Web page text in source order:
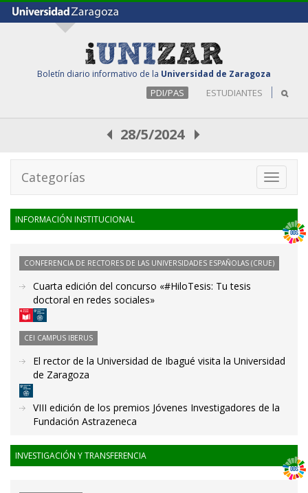
Boletín diario informativo de la Universidad de Zaragoza
PDI/PAS ESTUDIANTES
28/5/2024
Toggle
Categorías
INFORMACIÓN INSTITUCIONAL
CONFERENCIA DE RECTORES DE LAS UNIVERSIDADES ESPAÑOLAS (CRUE)
Cuarta edición del concurso «#HiloTesis: Tu tesis
doctoral en redes sociales»
CEI CAMPUS IBERUS
El rector de la Universidad de Ibagué visita la Universidad
de Zaragoza
VIII edición de los premios Jóvenes Investigadores de la
Fundación Astrazeneca
INVESTIGACIÓN Y TRANSFERENCIA